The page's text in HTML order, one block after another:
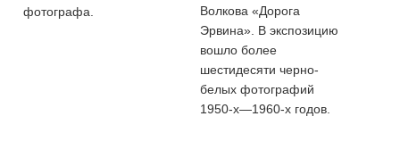
фотографа.
Волкова «Дорога
Эрвина». В экспозицию
вошло более
шестидесяти черно-
белых фотографий
1950-х—1960-х годов.